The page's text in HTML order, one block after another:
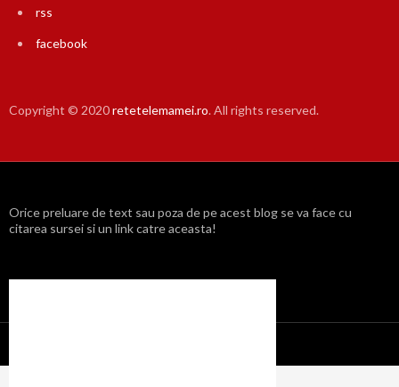
rss
facebook
Copyright © 2020retetelemamei.ro. All rights reserved.
Orice preluare de text sau poza de pe acest blog se va face cu
citarea sursei si un link catre aceasta!